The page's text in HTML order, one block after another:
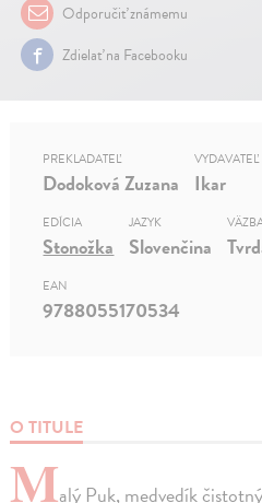
Odporučiť známemu
Zdielať na Facebooku
O TITULE
Malý Puk, medvedík
PREKLADATEĽ
Dodoková Zuzana
VYDAVATEĽ
Ikar
EDÍCIA
Stonožka
JAZYK
Slovenčina
EAN
9788055170534